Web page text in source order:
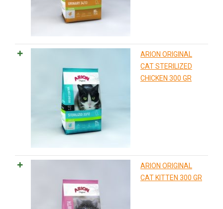
ARION ORIGINAL
CAT STERILIZED
CHICKEN 300 GR
ARION ORIGINAL
CAT KITTEN 300 GR